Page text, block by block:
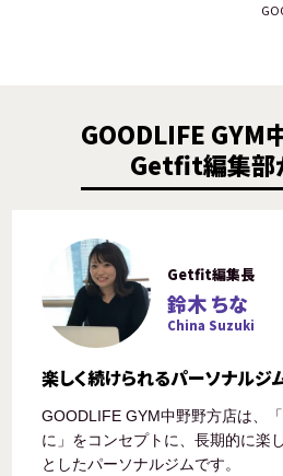
GOODLIFE GYM
Getfit編集部
Getfit編集長
鈴木 ちな
China Suzuki
楽しく続けられるパーソナルジ
GOODLIFE GYM中野野方店は、
に」をコンセプトに、長期的に楽
としたパーソナルジムです。